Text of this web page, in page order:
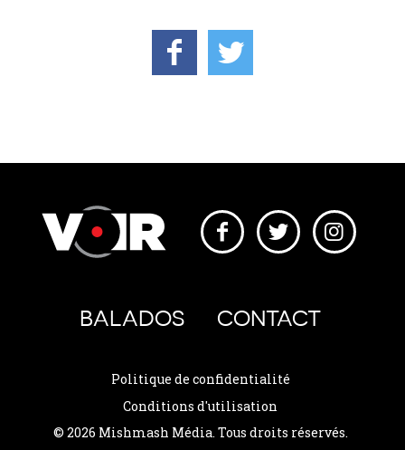
BALADOS CONTACT
Politique de confidentialité
Conditions d'utilisation
© 2026 Mishmash Média. Tous droits réservés.